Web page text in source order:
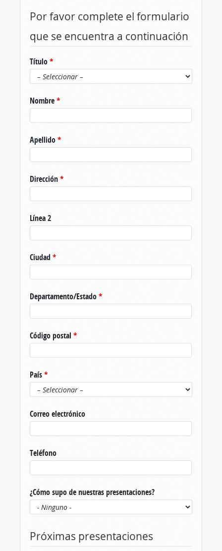
Por favor complete el formulario
que se encuentra a continuación
Título*
Nombre*
Apellido*
Dirección*
Línea 2
Ciudad *
Departamento/Estado*
Código postal *
País*
Correo electrónico
Teléfono
¿Cómo supo de nuestras presentaciones?
Próximas presentaciones